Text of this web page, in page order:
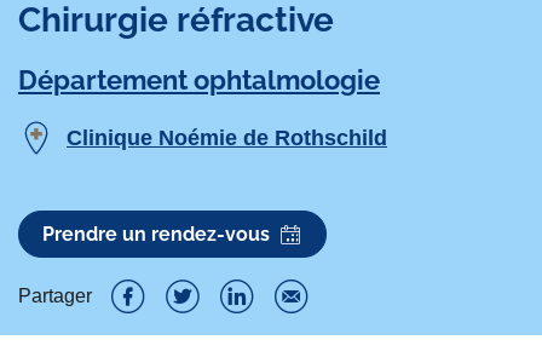
d'Ariane
Chirurgie réfractive
Département ophtalmologie
Clinique Noémie de Rothschild
Prendre un rendez-vous
Partager
P
P
P
P